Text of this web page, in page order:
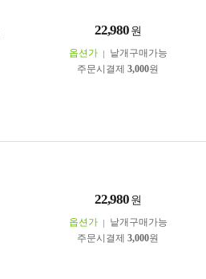
22,980 원
옵션가
낱개구매가능
주문시결제 3,000원
22,980 원
옵션가
낱개구매가능
주문시결제 3,000원